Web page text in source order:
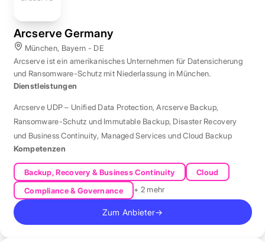
Arcserve Germany
München, Bayern - DE
Arcserve ist ein amerikanisches Unternehmen für Datensicherung
und Ransomware-Schutz mit Niederlassung in München.
Dienstleistungen
Arcserve UDP – Unified Data Protection,Arcserve Backup,
Ransomware-Schutz und Immutable Backup, Disaster Recovery
und Business Continuity, Managed Services und Cloud Backup
Kompetenzen
Backup, Recovery & Business Continuity
Cloud
Compliance & Governance
+ 2 mehr
Zum Anbieter→